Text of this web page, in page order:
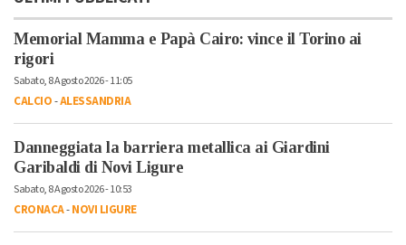
Memorial Mamma e Papà Cairo: vince il Torino ai
rigori
Sabato, 8 Agosto 2026 - 11:05
CALCIO-ALESSANDRIA
Danneggiata la barriera metallica ai Giardini
Garibaldi di Novi Ligure
Sabato, 8 Agosto 2026 - 10:53
CRONACA-NOVI LIGURE